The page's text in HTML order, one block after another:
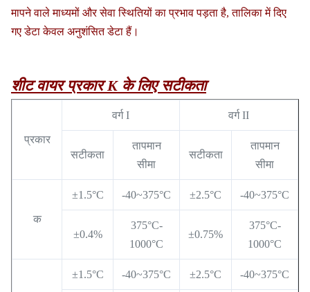
मापने वाले माध्यमों और सेवा स्थितियों का प्रभाव पड़ता है, तालिका में दिए
गए डेटा केवल अनुशंसित डेटा हैं।
शीट वायर प्रकार K के लिए सटीकता
प्रकार
वर्ग I वर्ग II
सटीकता
तापमान
सीमा
सटीकता
तापमान
सीमा
क
±1.5°C -40~375°C ±2.5°C -40~375°C
±0.4%
375°C-
1000°C
±0.75%
375°C-
1000°C
±1.5°C -40~375°C ±2.5°C -40~375°C